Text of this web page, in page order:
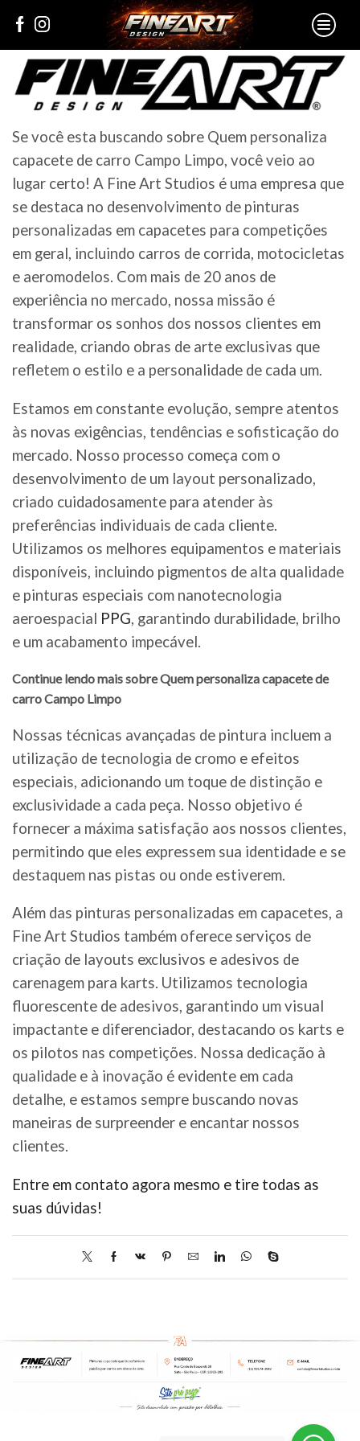
Se você esta buscando sobre Quem personaliza
capacete de carro Campo Limpo, você veio ao
lugar certo! A Fine Art Studios é uma empresa que
se destaca no desenvolvimento de pinturas
personalizadas em capacetes para competições
em geral, incluindo carros de corrida, motocicletas
e aeromodelos. Com mais de 20 anos de
experiência no mercado, nossa missão é
transformar os sonhos dos nossos clientes em
realidade, criando obras de arte exclusivas que
refletem o estilo e a personalidade de cada um.
Estamos em constante evolução, sempre atentos
às novas exigências, tendências e sofisticação do
mercado. Nosso processo começa com o
desenvolvimento de um layout personalizado,
criado cuidadosamente para atender às
preferências individuais de cada cliente.
Utilizamos os melhores equipamentos e materiais
disponíveis, incluindo pigmentos de alta qualidade
e pinturas especiais com nanotecnologia
aeroespacial PPG, garantindo durabilidade, brilho
e um acabamento impecável.
Continue lendo mais sobre Quem personaliza capacete de
carro Campo Limpo
Nossas técnicas avançadas de pintura incluem a
utilização de tecnologia de cromo e efeitos
especiais, adicionando um toque de distinção e
exclusividade a cada peça. Nosso objetivo é
fornecer a máxima satisfação aos nossos clientes,
permitindo que eles expressem sua identidade e se
destaquem nas pistas ou onde estiverem.
Além das pinturas personalizadas em capacetes, a
Fine Art Studios também oferece serviços de
criação de layouts exclusivos e adesivos de
carenagem para karts. Utilizamos tecnologia
fluorescente de adesivos, garantindo um visual
impactante e diferenciador, destacando os karts e
os pilotos nas competições. Nossa dedicação à
qualidade e à inovação é evidente em cada
detalhe, e estamos sempre buscando novas
maneiras de surpreender e encantar nossos
clientes.
Entre em contato agora mesmo e tire todas as
suas dúvidas!